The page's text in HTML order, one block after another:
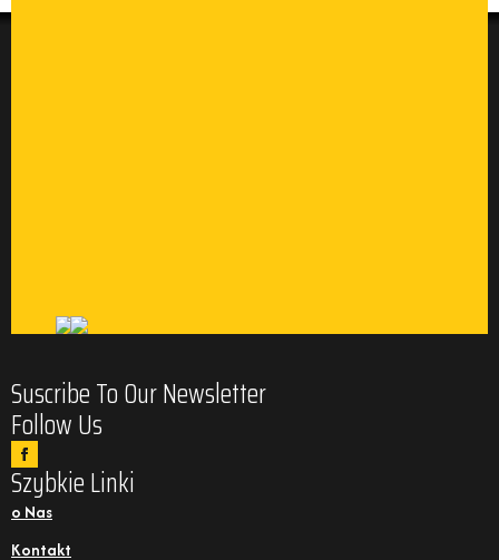
Suscribe To Our Newsletter
Follow Us
Szybkie Linki
o Nas
Kontakt